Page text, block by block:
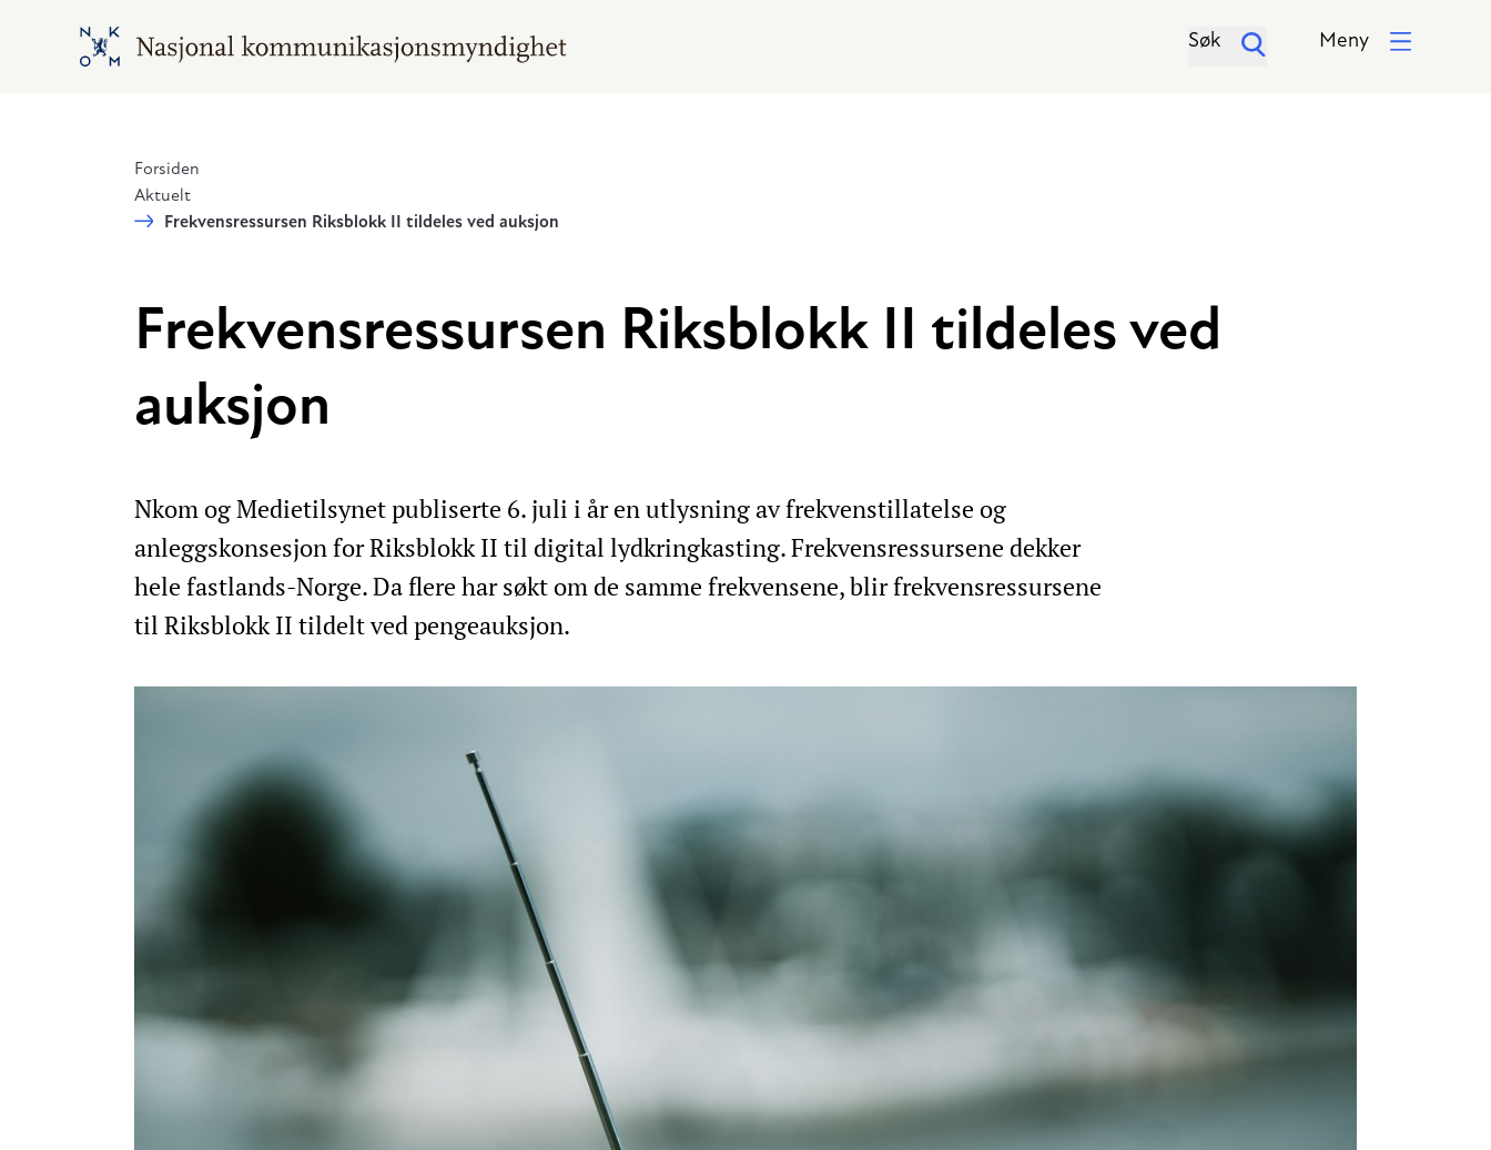
Hopp til hovedinnhold
Gå til hovedsiden Søk Meny
Forsiden
Aktuelt
Frekvensressursen Riksblokk II tildeles ved auksjon
Frekvensressursen Riksblokk II tildeles ved
auksjon
Nkom og Medietilsynet publiserte 6. juli i år en utlysning av frekvenstillatelse og
anleggskonsesjon for Riksblokk II til digital lydkringkasting. Frekvensressursene dekker
hele fastlands-Norge. Da flere har søkt om de samme frekvensene, blir frekvensressursene
til Riksblokk II tildelt ved pengeauksjon.